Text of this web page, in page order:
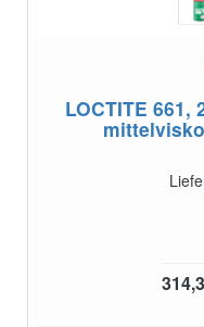
LOCTITE 661,